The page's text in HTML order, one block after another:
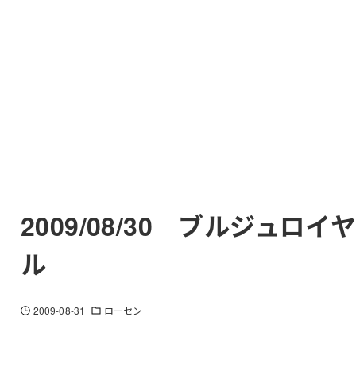
2009/08/30 ブルジュロイヤ
ル
2009-08-31 ローセン